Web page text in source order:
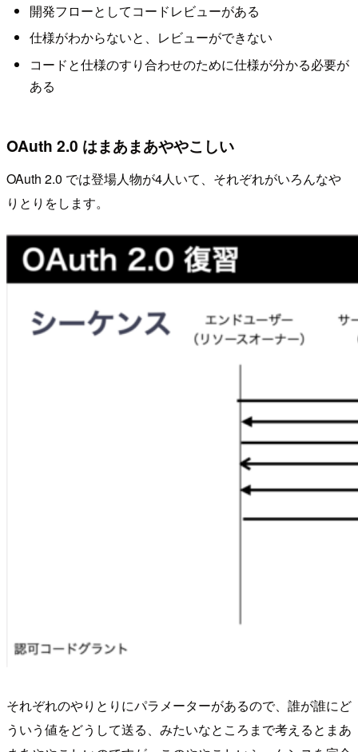
開発フローとしてコードレビューがある
仕様がわからないと、レビューができない
コードと仕様のすり合わせのために仕様が分かる必要が
ある
OAuth 2.0 はまあまあややこしい
OAuth 2.0 では登場人物が4人いて、それぞれがいろんなや
りとりをします。
それぞれのやりとりにパラメーターがあるので、誰が誰にど
ういう値をどうして送る、みたいなところまで考えるとまあ